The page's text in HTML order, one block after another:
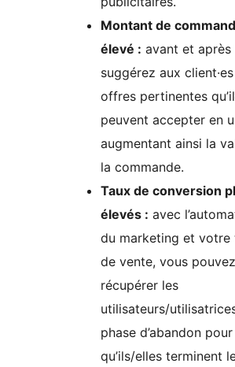
Montant de
élevé : avant et après
suggérez aux
offres pertinentes
peuvent accepter en
augmentant ainsi la
la commande.
Taux de conversion
élevés : avec
du marketing et votre
de vente, vous pouvez
récupérer les
utilisateurs/
phase d’abandon pour
qu’ils/elles terminent